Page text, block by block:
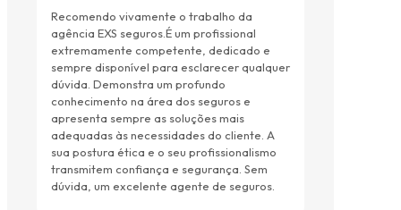
Recomendo vivamente o trabalho da
agência EXS seguros.É um profissional
extremamente competente, dedicado e
sempre disponível para esclarecer qualquer
dúvida. Demonstra um profundo
conhecimento na área dos seguros e
apresenta sempre as soluções mais
adequadas às necessidades do cliente. A
sua postura ética e o seu profissionalismo
transmitem confiança e segurança. Sem
dúvida, um excelente agente de seguros.